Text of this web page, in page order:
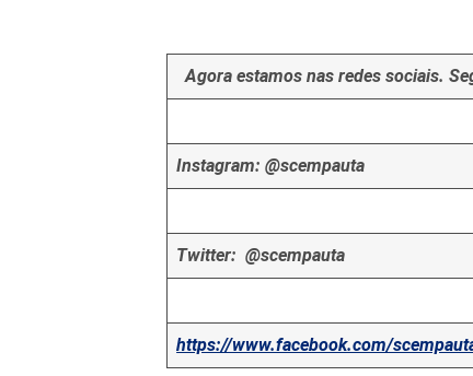
Agora estamos nas redes sociais.
Instagram: @scempauta
Twitter: @scempauta
https://www.facebook.com/